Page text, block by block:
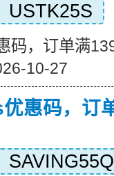
USTK25S
码，订单满
10-27
惠码，订
SAVING55Q